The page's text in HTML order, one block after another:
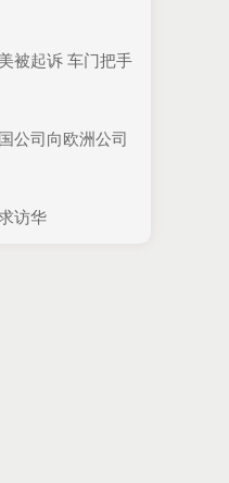
被起诉 车门把手
公司向欧洲公司
访华